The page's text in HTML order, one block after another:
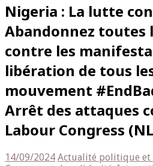
Nigeria : La lutte
Abandonnez toutes
contre les
libération de tous
mouvement
Arrêt des attaques
Labour Congress
14/09/2024 Actualité politique et